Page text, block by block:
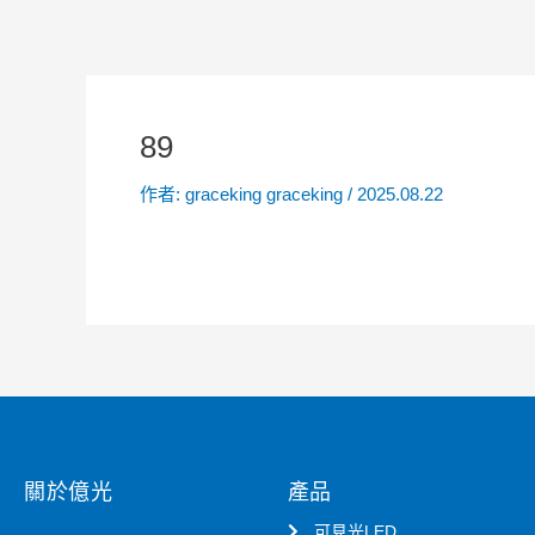
89
作者: graceking graceking / 2025.08.22
關於億光 產品